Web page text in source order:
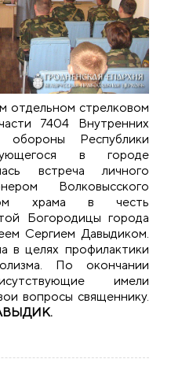
отдельном стрелковом
7404 Внутренних
обороны Республики
в городе
встреча личного
Волковысского
храма в честь
Богородицы города
Сергием Давыдиком.
в целях профилактики
По окончании
имели
вопросы священнику.